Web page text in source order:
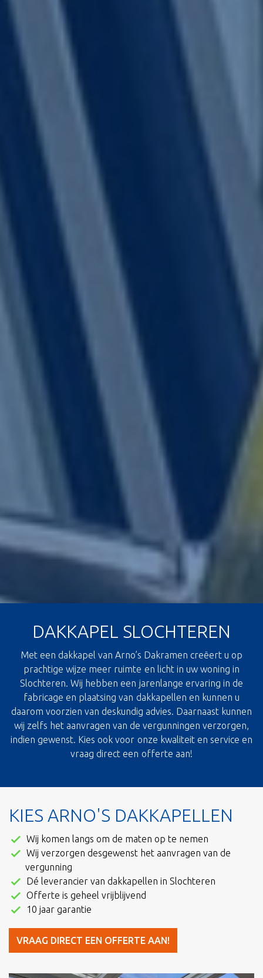
DAKKAPEL SLOCHTEREN
Met een dakkapel van Arno’s Dakramen creëert u op
prachtige wijze meer ruimte en licht in uw woning in
Slochteren. Wij hebben een jarenlange ervaring in de
fabricage en plaatsing van dakkapellen en kunnen u
daarom voorzien van deskundig advies. Daarnaast kunnen
wij zelfs het aanvragen van de vergunningen verzorgen,
indien gewenst. Kies ook voor onze kwaliteit en service en
vraag direct een offerte aan!
KIES ARNO'S DAKKAPELLEN
Wij komen langs om de maten op te nemen
Wij verzorgen desgewenst het aanvragen van de
vergunning
Dé leverancier van dakkapellen in Slochteren
Offerte is geheel vrijblijvend
10 jaar garantie
VRAAG DIRECT EEN OFFERTE AAN!